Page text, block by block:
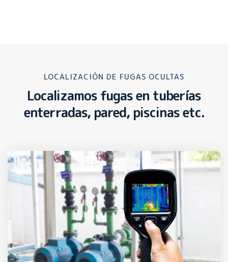
LOCALIZACIÓN DE FUGAS OCULTAS
Localizamos fugas en tuberías
enterradas, pared, piscinas etc.